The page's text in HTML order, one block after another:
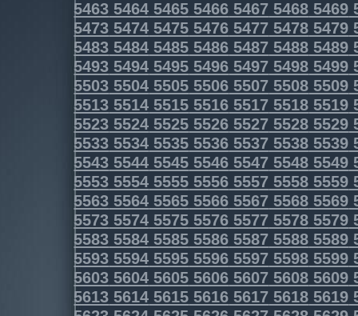
5463 5464 5465 5466 5467 5468 5469
5473 5474 5475 5476 5477 5478 5479
5483 5484 5485 5486 5487 5488 5489
5493 5494 5495 5496 5497 5498 5499
5503 5504 5505 5506 5507 5508 5509
5513 5514 5515 5516 5517 5518 5519
5523 5524 5525 5526 5527 5528 5529
5533 5534 5535 5536 5537 5538 5539
5543 5544 5545 5546 5547 5548 5549
5553 5554 5555 5556 5557 5558 5559
5563 5564 5565 5566 5567 5568 5569
5573 5574 5575 5576 5577 5578 5579
5583 5584 5585 5586 5587 5588 5589
5593 5594 5595 5596 5597 5598 5599
5603 5604 5605 5606 5607 5608 5609
5613 5614 5615 5616 5617 5618 5619